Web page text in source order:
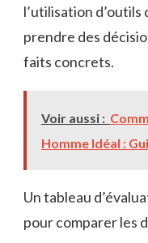
l’utilisation d’outils
prendre des
faits concrets.
Voir aussi :
Homme Idéal :
Un tableau
pour comparer les